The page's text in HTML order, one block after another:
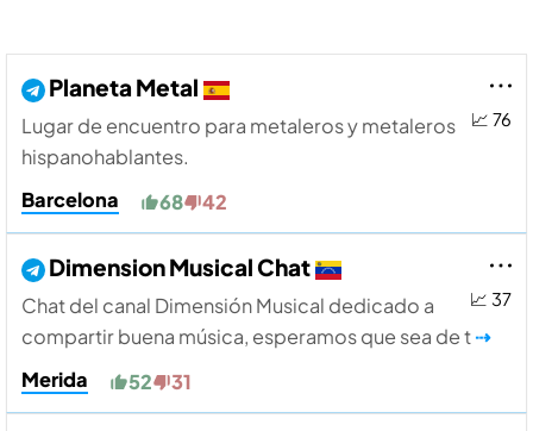
📈 76
Planeta Metal
Lugar de encuentro para metaleros y metaleros
hispanohablantes.
Barcelona
68 42
📈 37
Dimension Musical Chat
Chat del canal Dimensión Musical dedicado a
compartir buena música, esperamos que sea de t⇢
Merida
52 31